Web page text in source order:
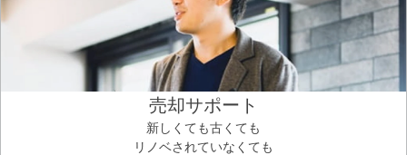
売却サポート
新しくても古くても
リノベされていなくても